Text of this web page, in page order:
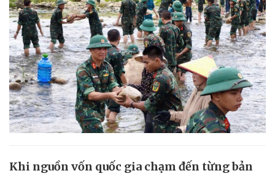
Khi nguồn vốn quốc gia chạm đến từng bản